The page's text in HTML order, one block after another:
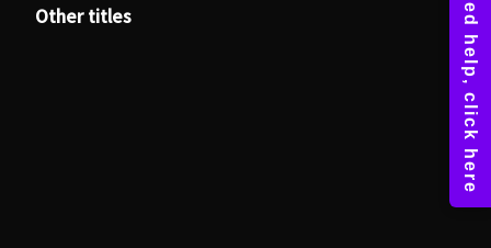
Other titles